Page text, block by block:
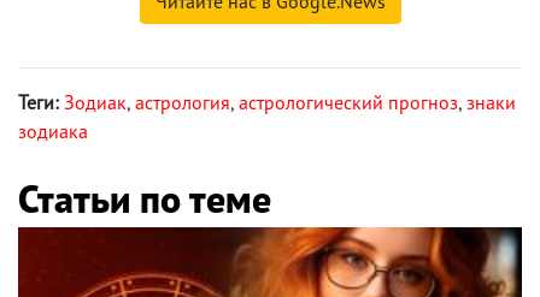
Теги: Зодиак, астрология, астрологический прогноз, знаки
зодиака
Статьи по теме